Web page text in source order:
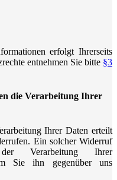
erfolgt Ihrerseits
entnehmen Sie bitte §3
die Verarbeitung Ihrer
Ihrer Daten erteilt
Ein solcher Widerruf
Verarbeitung Ihrer
Sie ihn gegenüber uns